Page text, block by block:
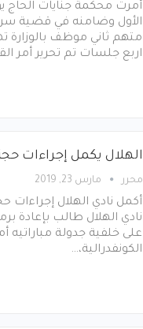
أمرت محكمة جنايات
الأول وضامنه في قضية
متهم ثاني موظف بالوزارة
اربع جلسات تم تحرير أمر
الهلال يكمل إجراءات
محرر مارس 23, 2019
نادي الهلال طالب بإعادة
على خلفية جدولة مباراتيه
الكونفدرالية،…